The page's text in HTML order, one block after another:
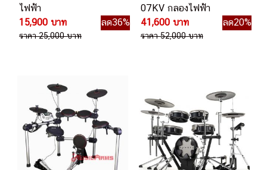
ไฟฟ้า
15,900 บาท
ลด36%
ราคา 25,000 บาท
07KV กลองไฟฟ้า
41,600 บาท
ลด20%
ราคา 52,000 บาท